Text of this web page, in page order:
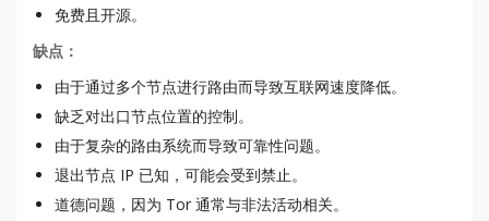
免费且开源。
缺点：
由于通过多个节点进行路由而导致互联网速度降低。
缺乏对出口节点位置的控制。
由于复杂的路由系统而导致可靠性问题。
退出节点 IP 已知，可能会受到禁止。
道德问题，因为 Tor 通常与非法活动相关。